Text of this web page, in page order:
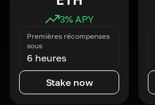
3% APY
Premières récompenses
sous
6 heures
Stake now